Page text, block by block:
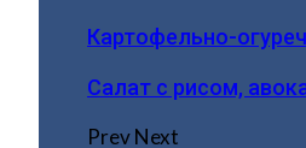
Картофельно-
Салат с рисом,
PrevNext